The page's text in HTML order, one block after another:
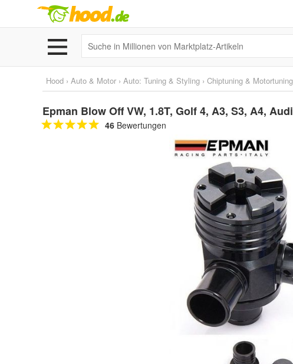
Hood › Auto & Motor › Auto: Tuning & Styling › Chiptuning & Motortuning
Epman Blow Off VW, 1.8T, Golf 4, A3, S3, A4,
46 Bewertungen